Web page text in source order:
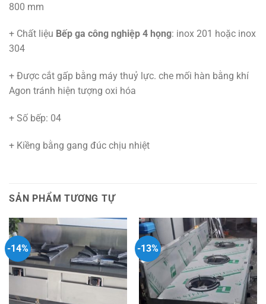
800 mm
+ Chất liệu Bếp ga công nghiệp 4 họng: inox 201 hoặc inox
304
+ Được cắt gấp bằng máy thuỷ lực. che mối hàn bằng khí
Agon tránh hiện tượng oxi hóa
+ Số bếp: 04
+ Kiềng bằng gang đúc chịu nhiệt
SẢN PHẨM TƯƠNG TỰ
-14% -13%